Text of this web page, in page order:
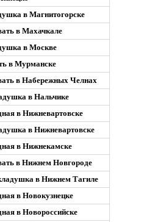
в Магнитогорске
в Махачкале
в Москве
в Мурманске
в Набережных Челнах
в Нальчике
в Нижневартовске
в Нижневартовске
в Нижнекамске
в Нижнем Новгороде
в Нижнем Тагиле
в Новокузнецке
в Новороссийске